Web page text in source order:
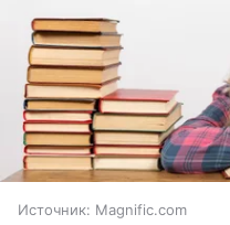
Источник: Magnific.com